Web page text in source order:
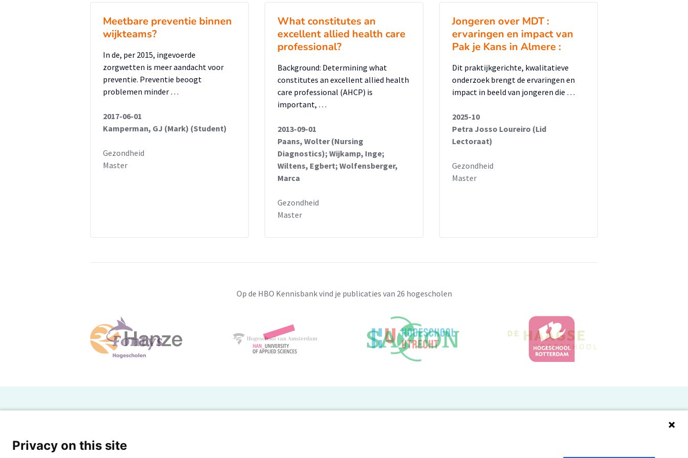
positief hebben ervaren. Vriendelijk, professioneel en persoonlijk komen
naar voren in ervaringen over bejegening vanuit de zorgprofessionals. De
follow up na de bevalling werd wisselend ervaren van waardevol gesprek
tot geen afsluiting gehad.
Conclusie en implicaties voor de praktijk
Educatie en communicatie worden overwegend positief ervaren door
patiënten met diabetes gravidarum in het Deventer Ziekenhuis.
Verbeterpunten zijn ontwikkelen van naslagmateriaal rondom diabetes
gravidarum, meer aandacht voor mentale toestand van de patiënt en een
telefonisch contact moment als follow up na de bevalling. Het wordt
aanbevolen om vervolgonderzoek te verrichten naar beleving van de ernst
van diabetes gravidarum onder deze patiëntencategorie en de relatie met
de mate van het serieus nemen van de aandoening.
Meetbare preventie binnen
wijkteams?
In de, per 2015, ingevoerde
zorgwetten is meer aandacht voor
preventie. Preventie beoogt
problemen minder …
2017-06-01
Kamperman, GJ (Mark) (Student)
Gezondheid
Master
What constitutes an
excellent allied health care
professional?
Background: Determining what
constitutes an excellent allied health
care professional (AHCP) is
important, …
2013-09-01
Paans, Wolter (Nursing
Diagnostics); Wijkamp, Inge;
Wiltens, Egbert; Wolfensberger,
Marca
Gezondheid
Master
Jongeren over MDT :
ervaringen en impact van
Pak je Kans in Almere :
Dit praktijkgerichte, kwalitatieve
onderzoek brengt de ervaringen en
impact in beeld van jongeren die …
2025-10
Petra Josso Loureiro (Lid
Lectoraat)
Gezondheid
Master
Op de HBO Kennisbank vind je publicaties van 26 hogescholen
Powered by SURF
Privacy on this site